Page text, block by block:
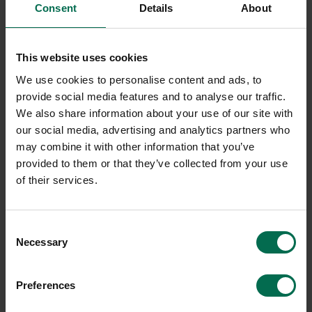
Consent Details About
This website uses cookies
We use cookies to personalise content and ads, to
provide social media features and to analyse our traffic.
We also share information about your use of our site with
our social media, advertising and analytics partners who
may combine it with other information that you’ve
provided to them or that they’ve collected from your use
of their services.
Selection
Necessary
Preferences
2990 kr 3738 kr
Hyr från101kr/mån
200 i lager
Sparar miljön ca 131 kg
C02
3200 kr 3987 kr
Hyr från108kr/mån
Sparar miljön ca 132 kg
C02
Begagnad